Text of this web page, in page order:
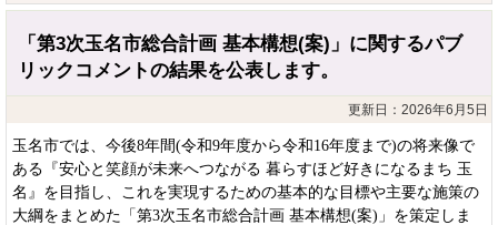
「第3次玉名市総合計画 基本構想(案)」に関するパブ
リックコメントの結果を公表します。
更新日：2026年6月5日
玉名市では、今後8年間(令和9年度から令和16年度まで)の将来像で
ある『安心と笑顔が未来へつながる 暮らすほど好きになるまち 玉
名』を目指し、これを実現するための基本的な目標や主要な施策の
大綱をまとめた「第3次玉名市総合計画 基本構想(案)」を策定しま